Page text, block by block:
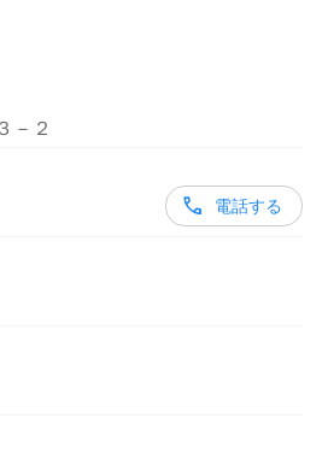
－２
電話する